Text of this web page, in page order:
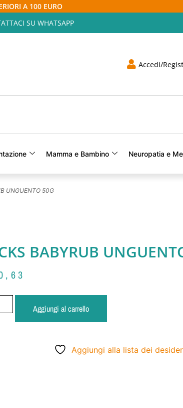
A 100 EURO
SU WHATSAPP
Accedi/
Mamma e Bambino Neuropatia e
UNGUENTO 50G
BABYRUB
Aggiungi al carrello
Aggiungi alla lista dei